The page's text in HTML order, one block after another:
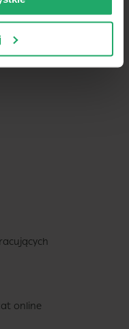
online